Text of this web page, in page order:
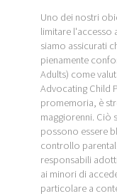
Uno dei nostri
limitare l'accesso
siamo assicurati
pienamente
Adults) come
Advocating Child
promemoria, è
maggiorenni. Ciò
possono essere
controllo
responsabili
ai minori di
particolare a